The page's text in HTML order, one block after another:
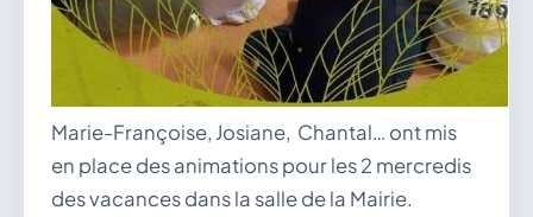
Marie-Françoise, Josiane, Chantal… ont mis
en place des animations pour les 2 mercredis
des vacances dans la salle de la Mairie.